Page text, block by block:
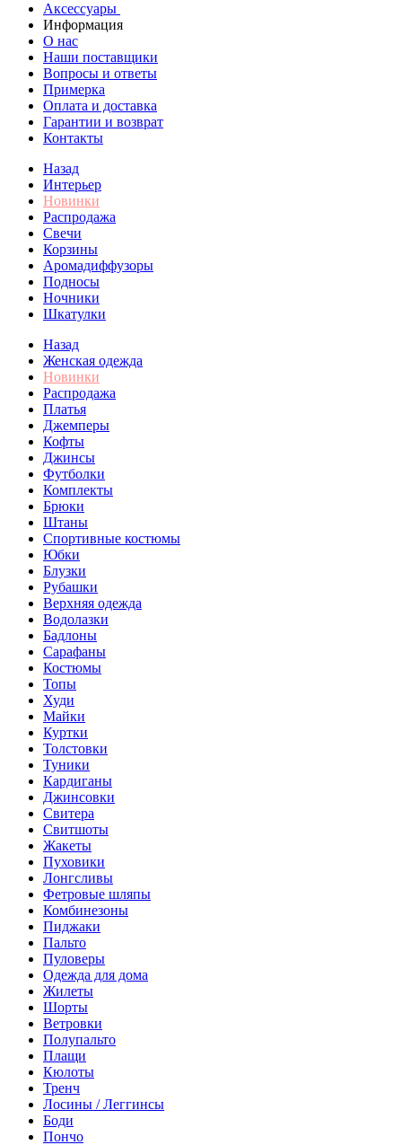
Аксессуары
Информация
О нас
Наши поставщики
Вопросы и ответы
Примерка
Оплата и доставка
Гарантии и возврат
Контакты
Назад
Интерьер
Новинки
Распродажа
Свечи
Корзины
Аромадиффузоры
Подносы
Ночники
Шкатулки
Назад
Женская одежда
Новинки
Распродажа
Платья
Джемперы
Кофты
Джинсы
Футболки
Комплекты
Брюки
Штаны
Спортивные костюмы
Юбки
Блузки
Рубашки
Верхняя одежда
Водолазки
Бадлоны
Сарафаны
Костюмы
Топы
Худи
Майки
Куртки
Толстовки
Туники
Кардиганы
Джинсовки
Свитера
Свитшоты
Жакеты
Пуховики
Лонгсливы
Фетровые шляпы
Комбинезоны
Пиджаки
Пальто
Пуловеры
Одежда для дома
Жилеты
Шорты
Ветровки
Полупальто
Плащи
Кюлоты
Тренч
Лосины / Леггинсы
Боди
Пончо